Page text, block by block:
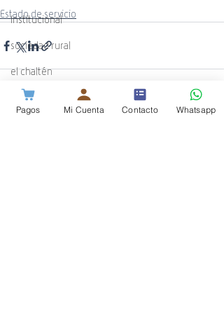
Institucional
sociedad rural
el chaltén
calendario
Estado de servicio
Pagos Mi Cuenta Contacto Whatsapp